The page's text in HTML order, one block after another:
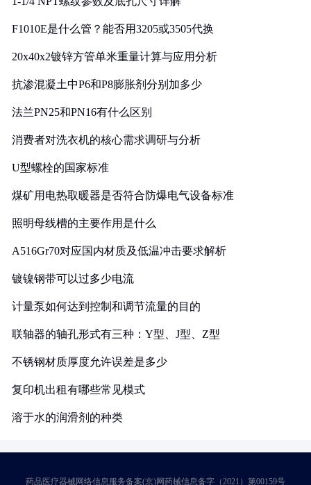
F1010E是什么管？能否用3205或3505代换
20x40x2镀锌方管单米重量计算与应用分析
抗渗混凝土中P6和P8膨胀剂分别加多少
法兰PN25和PN16有什么区别
消费者对洗衣机的核心需求调研与分析
U型螺栓的国家标准
煤矿用电热取暖器是否符合防爆电气设备标准
照明母线槽的主要作用是什么
A516Gr70对应国内材质及低温冲击要求解析
镀镍钢带可以过多少电流
计量泵如何达到控制和调节流量的目的
联轴器的轴孔形式有三种：Y型、J型、Z型
不锈钢材质厚度允许误差是多少
复印机出租有哪些常见模式
溶于水的润滑剂的种类
药品医疗器械网络信息服务备案(京)网药械信息备字（2021）第00159号